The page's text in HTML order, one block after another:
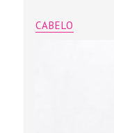
CABELO